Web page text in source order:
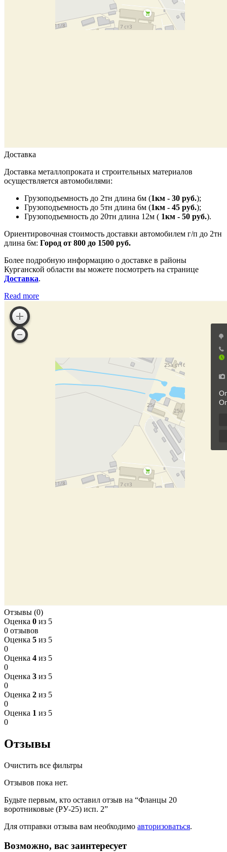
Доставка
Доставка металлопроката и строительных материалов
осуществляется автомобилями:
Грузоподъемность до 2тн длина 6м (1км - 30 руб.);
Грузоподъемность до 5тн длина 6м (1км - 45 руб.);
Грузоподъемность до 20тн длина 12м ( 1км - 50 руб.).
Ориентировочная стоимость доставки автомобилем г/п до 2тн
длина 6м: Город от 800 до 1500 руб.
Более подробную информацию о доставке в районы
Курганской области вы можете посмотреть на странице
Доставка.
Read more
Отзывы (0)
Оценка 0 из 5
0 отзывов
Оценка 5 из 5
0
Оценка 4 из 5
0
Оценка 3 из 5
0
Оценка 2 из 5
0
Оценка 1 из 5
0
Отзывы
Очистить все фильтры
Отзывов пока нет.
Будьте первым, кто оставил отзыв на “Фланцы 20
воротниковые (РУ-25) исп. 2”
Для отправки отзыва вам необходимо авторизоваться.
Возможно, вас заинтересует